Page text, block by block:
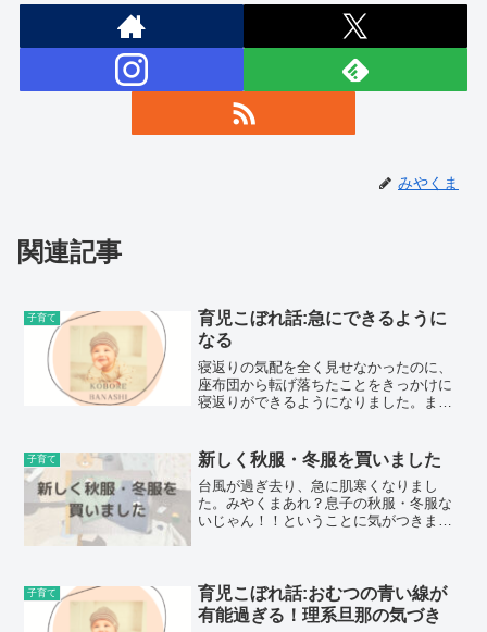
みやくま
関連記事
子育て
育児こぼれ話:急にできるように
なる
寝返りの気配を全く見せなかったのに、
座布団から転げ落ちたことをきっかけに
寝返りができるようになりました。まだ
観察しているなぁと思っていたら···実践
してみたようです。普...
子育て 新しく秋服・冬服を買いました
台風が過ぎ去り、急に肌寒くなりまし
た。みやくまあれ？息子の秋服・冬服な
いじゃん！！ということに気がつきまし
月）の秋・冬服を購入したの...
子育て
育児こぼれ話:おむつの青い線が
有能過ぎる！理系旦那の気づき